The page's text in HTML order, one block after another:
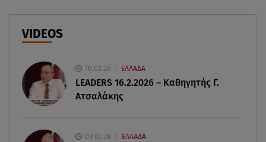
Ερυθρός Σταυρός: Άγρια επίθεση σε νοσηλεύτρια
Πάρος: Χωρίς ναυαγοσώστη η πισίνα του beach
bar όπου πνίγηκε ο 4χρονος
θαλάσσια απορρίμματα
VIDEOS
16.02.26 ΕΛΛΑΔΑ
LEADERS 16.2.2026 – Καθηγητής Γ.
Ατσαλάκης
09.02.26 ΕΛΛΑΔΑ